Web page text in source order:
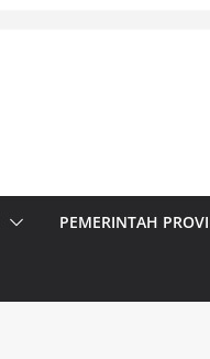
PEMERINTAH